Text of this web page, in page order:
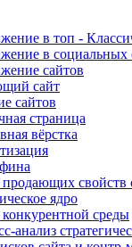
в топ -
в социальных
сайтов
сайт
сайтов
страница
вёрстка
свойств
ядро
среды
анализ